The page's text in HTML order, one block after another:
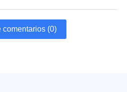
comentarios (0)